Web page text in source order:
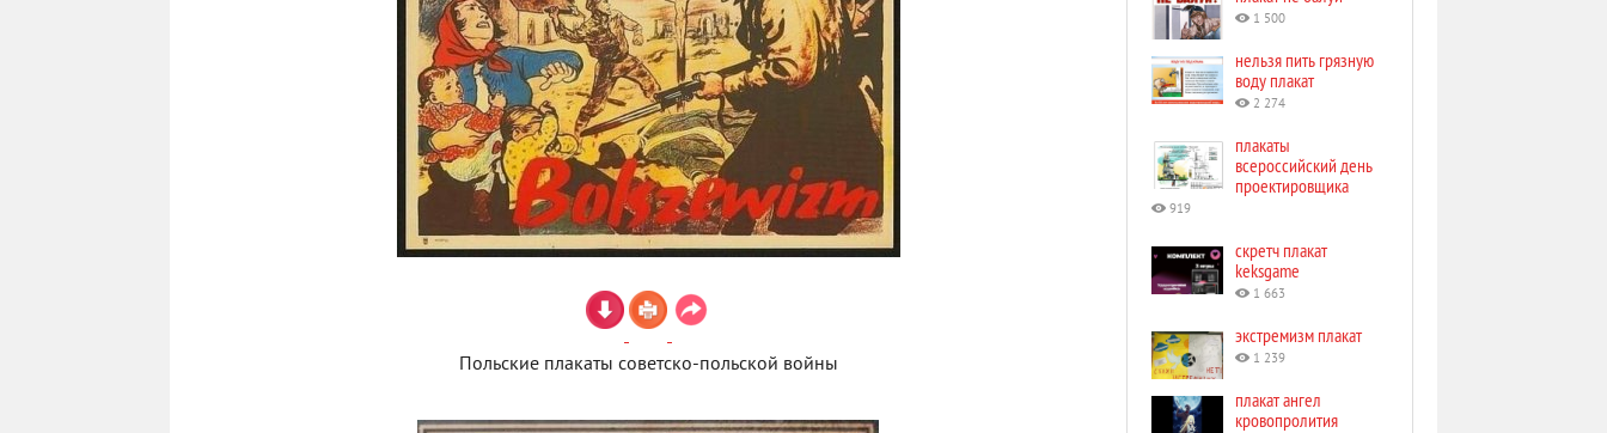
Польские плакаты советско-польской войны
1 500
нельзя пить грязную
воду плакат
2 274
плакаты
всероссийский день
проектировщика
919
скретч плакат
keksgame
1 663
экстремизм плакат
1 239
плакат ангел
кровопролития